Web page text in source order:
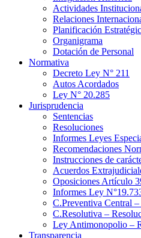
Actividades
Relaciones
Planificación
Organigrama
Dotación de Personal
Normativa
Decreto Ley N° 211
Autos Acordados
Ley N° 20.285
Jurisprudencia
Sentencias
Resoluciones
Informes Leyes
Recomendaciones
Instrucciones de
Acuerdos
Oposiciones Artículo
Informes Ley
C.Preventiva Central
C.Resolutiva –
Ley Antimonopolio –
Transparencia